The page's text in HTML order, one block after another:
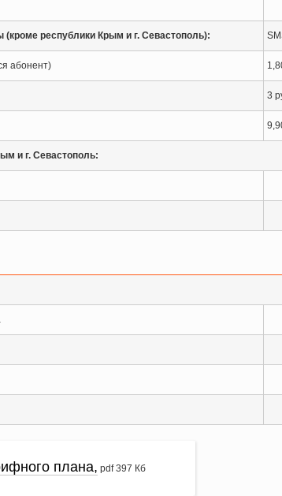
республики Крым и г. Севастополь):
абонент)
3
и г. Севастополь:
плана, pdf 397 Кб